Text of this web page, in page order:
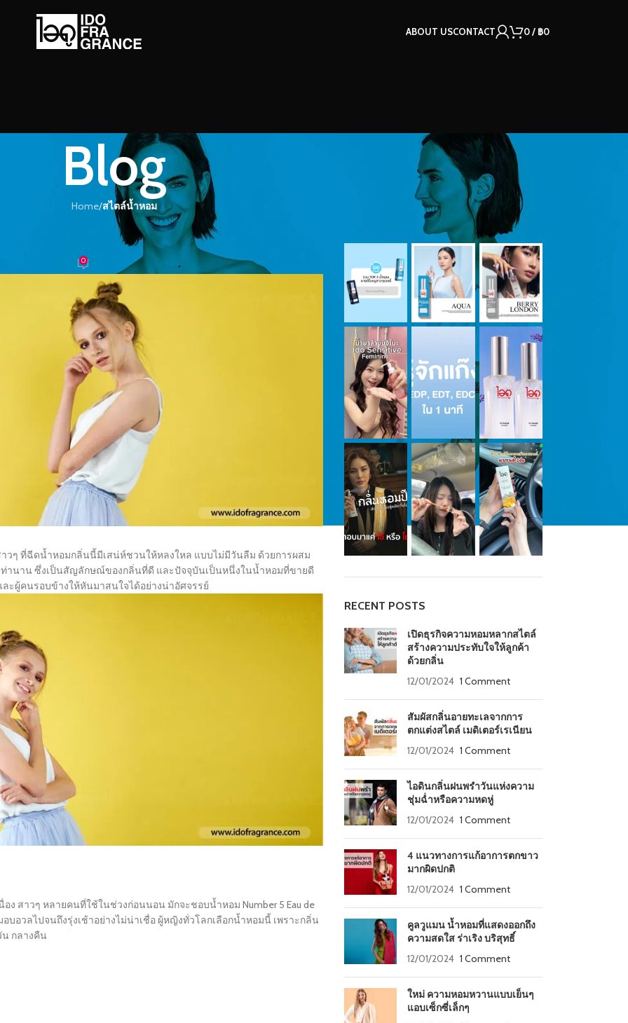
ABOUT USCONTACT 0/ ฿0
Blog
Home/สไตล์น้ำหอม
ามหอมให้ชวนหลงใหล
0
ๆ ที่ฉีดน้ำหอมกลิ่นนี้มีเสน่ห์ชวนให้หลงใหล แบบไม่มีวันลืม ด้วยการผสม
านาน ซึ่งเป็นสัญลักษณ์ของกลิ่นที่ดี และปัจจุบันเป็นหนึ่งในน้ำหอมที่ขายดี
ผู้คนรอบข้างให้หันมาสนใจได้อย่างน่าอัศจรรย์
สาวๆ หลายคนที่ใช้ในช่วงก่อนนอน มักจะชอบน้ำหอม Number 5 Eau de
บอวลไปจนถึงรุ่งเช้าอย่างไม่น่าเชื่อ ผู้หญิงทั่วโลกเลือกน้ำหอมนี้ เพราะกลิ่น
กลางคืน
OUR INSTAGRAM
RECENT POSTS
เปิดธุรกิจความหอมหลากสไตล์
สร้างความประทับใจให้ลูกค้า
ด้วยกลิ่น
12/01/2024 1 Comment
สัมผัสกลิ่นอายทะเลจากการ
ตกแต่งสไตล์ เมดิเตอร์เรเนียน
12/01/2024 1 Comment
ไอดินกลิ่นฝนพรำวันแห่งความ
ชุ่มฉ่ำหรือความหดหู่
12/01/2024 1 Comment
4 แนวทางการแก้อาการตกขาว
มากผิดปกติ
12/01/2024 1 Comment
คูลวูแมน น้ำหอมที่แสดงออกถึง
ความสดใส ร่าเริง บริสุทธิ์
12/01/2024 1 Comment
ใหม่ ความหอมหวานแบบเย็นๆ
แอบเซ็กซี่เล็กๆ